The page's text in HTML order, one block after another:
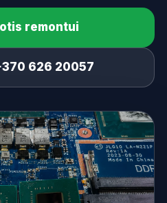
remontui
626 20057